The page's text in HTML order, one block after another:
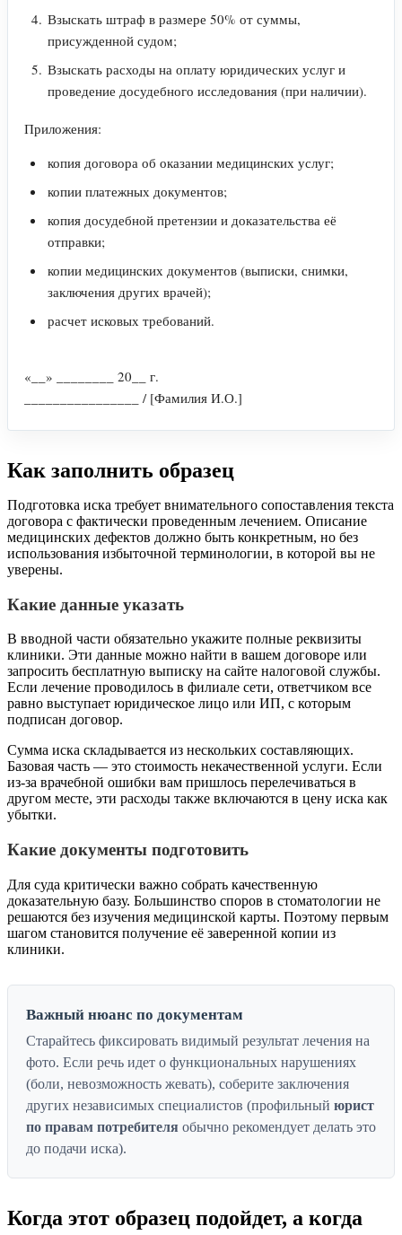
Взыскать штраф в размере 50% от суммы,
присужденной судом;
Взыскать расходы на оплату юридических услуг и
проведение досудебного исследования (при наличии).
Приложения:
копия договора об оказании медицинских услуг;
копии платежных документов;
копия досудебной претензии и доказательства её
отправки;
копии медицинских документов (выписки, снимки,
заключения других врачей);
расчет исковых требований.
«__» ________ 20__ г.
________________ / [Фамилия И.О.]
Как заполнить образец
Подготовка иска требует внимательного сопоставления текста
договора с фактически проведенным лечением. Описание
медицинских дефектов должно быть конкретным, но без
использования избыточной терминологии, в которой вы не
уверены.
Какие данные указать
В вводной части обязательно укажите полные реквизиты
клиники. Эти данные можно найти в вашем договоре или
запросить бесплатную выписку на сайте налоговой службы.
Если лечение проводилось в филиале сети, ответчиком все
равно выступает юридическое лицо или ИП, с которым
подписан договор.
Сумма иска складывается из нескольких составляющих.
Базовая часть — это стоимость некачественной услуги. Если
из-за врачебной ошибки вам пришлось перелечиваться в
другом месте, эти расходы также включаются в цену иска как
убытки.
Какие документы подготовить
Для суда критически важно собрать качественную
доказательную базу. Большинство споров в стоматологии не
решаются без изучения медицинской карты. Поэтому первым
шагом становится получение её заверенной копии из
клиники.
Важный нюанс по документам
Старайтесь фиксировать видимый результат лечения на
фото. Если речь идет о функциональных нарушениях
(боли, невозможность жевать), соберите заключения
других независимых специалистов (профильный юрист
по правам потребителя обычно рекомендует делать это
до подачи иска).
Когда этот образец подойдет, а когда